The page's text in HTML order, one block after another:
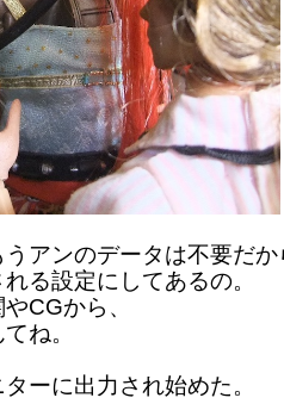
アンのデータは不要だか
る設定にしてあるの。
CGから、
ね。
ーに出力され始めた。